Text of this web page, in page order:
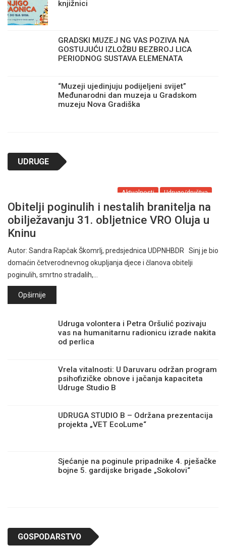
knjižnici
GRADSKI MUZEJ NG VAS POZIVA NA
GOSTUJUĆU IZLOŽBU BEZBROJ LICA
PERIODNOG SUSTAVA ELEMENATA
“Muzeji ujedinjuju podijeljeni svijet”
Međunarodni dan muzeja u Gradskom
muzeju Nova Gradiška
UDRUGE
Aktualnosti Udruge/društva
Obitelji poginulih i nestalih branitelja na
obilježavanju 31. obljetnice VRO Oluja u
Kninu
Autor: Sandra Rapčak Škomrlj, predsjednica UDPNHBDR Sinj je bio
domaćin četverodnevnog okupljanja djece i članova obitelji
poginulih, smrtno stradalih,…
Opširnije
Udruga volontera i Petra Oršulić pozivaju
vas na humanitarnu radionicu izrade nakita
od perlica
Vrela vitalnosti: U Daruvaru održan program
psihofizičke obnove i jačanja kapaciteta
Udruge Studio B
UDRUGA STUDIO B – Održana prezentacija
projekta „VET EcoLume“
Sjećanje na poginule pripadnike 4. pješačke
bojne 5. gardijske brigade „Sokolovi“
GOSPODARSTVO